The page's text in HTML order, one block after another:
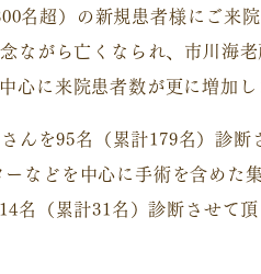
名超）の新規患者様にご来院
ながら亡くなられ、市川海老
心に来院患者数が更に増加し
んを95名（累計179名）診
などを中心に手術を含めた
名（累計31名）診断させて